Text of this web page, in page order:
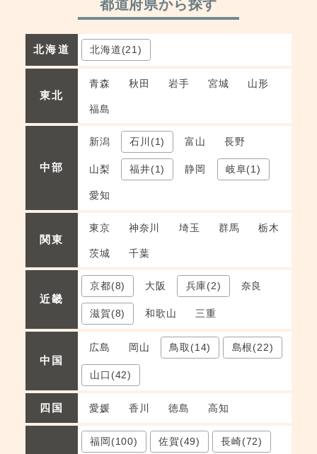
都道府県から探す
北海道 北海道(21)
東北
青森 秋田 岩手 宮城 山形
福島
中部
新潟 石川(1) 富山 長野
山梨 福井(1) 静岡 岐阜(1)
愛知
関東
東京 神奈川 埼玉 群馬 栃木
茨城 千葉
近畿
京都(8) 大阪 兵庫(2) 奈良
滋賀(8) 和歌山 三重
中国
広島 岡山 鳥取(14) 島根(22)
山口(42)
四国 愛媛 香川 徳島 高知
福岡(100) 佐賀(49) 長崎(72)